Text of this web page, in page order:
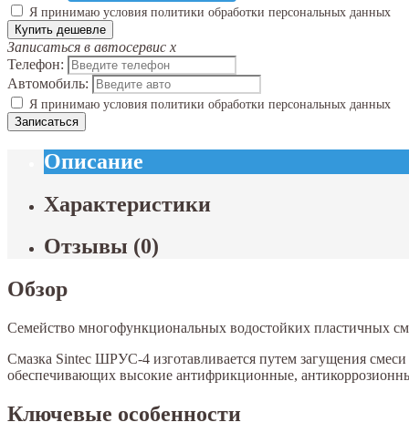
Я принимаю условия политики обработки персональных данных
Купить дешевле
Записаться в автосервис x
Телефон:
Автомобиль:
Я принимаю условия политики обработки персональных данных
Записаться
Описание
Характеристики
Отзывы (0)
Обзор
Семейство многофункциональных водостойких пластичных
Смазка Sintec ШРУС-4 изготавливается путем загущения
обеспечивающих высокие антифрикционные,
Ключевые особенности